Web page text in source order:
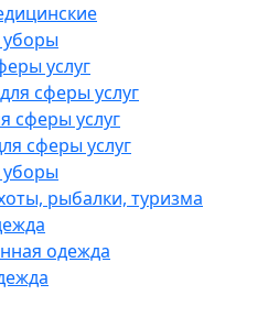
уборы
услуг
сферы услуг
сферы услуг
сферы услуг
уборы
рыбалки, туризма
одежда